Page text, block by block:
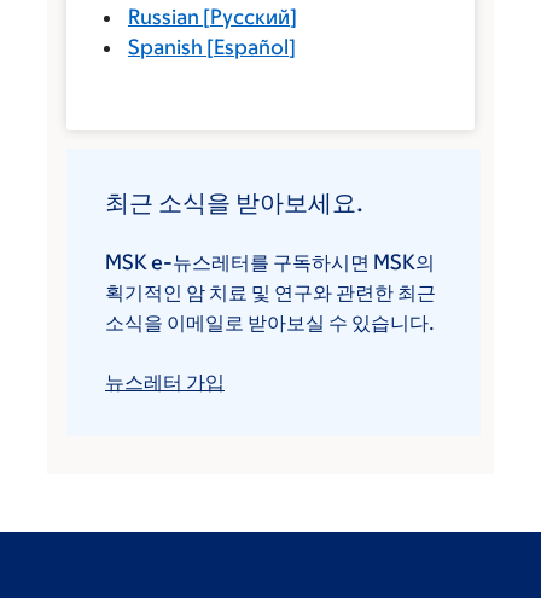
Russian [Русский]
Spanish [Español]
최근 소식을 받아보세요.
MSK e-뉴스레터를 구독하시면 MSK의
획기적인 암 치료 및 연구와 관련한 최근
소식을 이메일로 받아보실 수 있습니다.
뉴스레터 가입